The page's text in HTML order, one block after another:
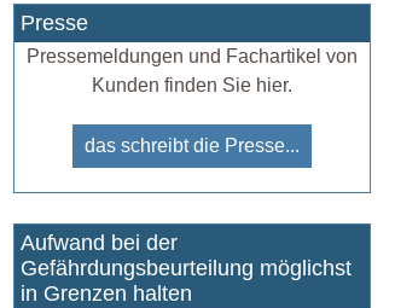
Presse
Pressemeldungen und Fachartikel von
Kunden finden Sie hier.
das schreibt die Presse...
Aufwand bei der
Gefährdungsbeurteilung möglichst
in Grenzen halten